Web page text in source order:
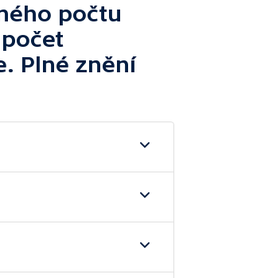
počtu
Plné znění